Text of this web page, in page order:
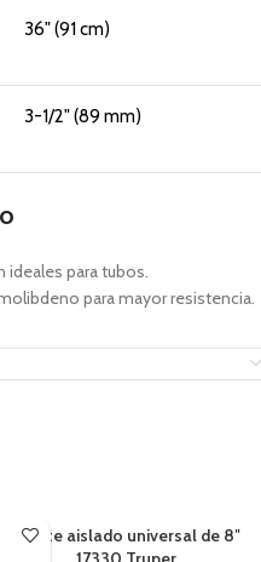
36" (91 cm)
3-1/2" (89 mm)
ideales para tubos.
para mayor resistencia.
Alicate aislado universal de 8″